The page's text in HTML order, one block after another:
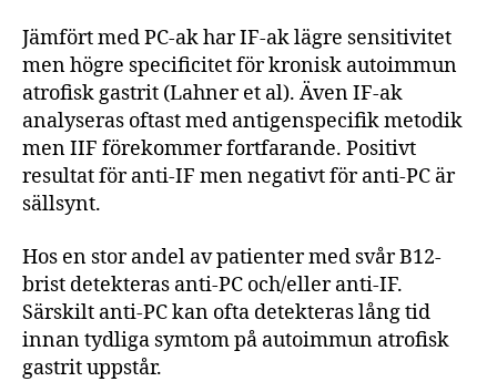
Jämfört med PC-ak har IF-ak lägre sensitivitet
men högre specificitet för kronisk autoimmun
atrofisk gastrit (Lahner et al). Även IF-ak
analyseras oftast med antigenspecifik metodik
men IIF förekommer fortfarande. Positivt
resultat för anti-IF men negativt för anti-PC är
sällsynt.
Hos en stor andel av patienter med svår B12-
brist detekteras anti-PC och/eller anti-IF.
Särskilt anti-PC kan ofta detekteras lång tid
innan tydliga symtom på autoimmun atrofisk
gastrit uppstår.